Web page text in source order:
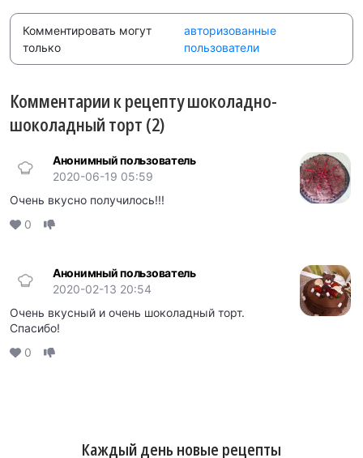
Комментировать могут
только
авторизованные
пользователи
Комментарии к рецепту шоколадно-
шоколадный торт (2)
Анонимный пользователь
2020-06-19 05:59
Очень вкусно получилось!!!
0
Анонимный пользователь
2020-02-13 20:54
Очень вкусный и очень шоколадный торт.
Спасибо!
0
Каждый день новые рецепты